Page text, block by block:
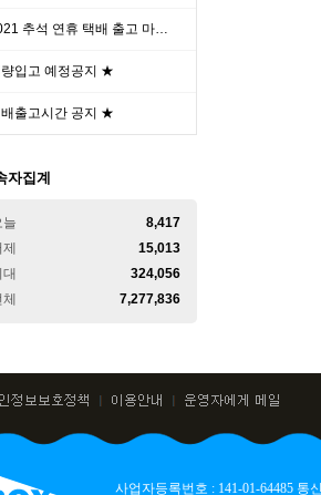
추석 연휴 택배 출고 마…
입고 예정공지 ★
출고시간 공지 ★
자집계
8,417
15,013
324,056
7,277,836
사업자등록번호 : 141-01-64485